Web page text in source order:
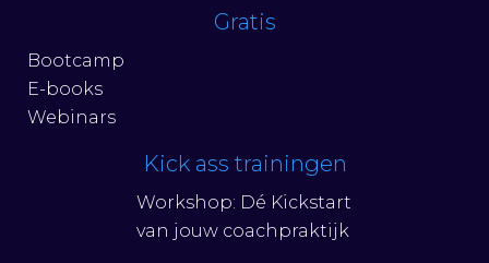
Gratis
Bootcamp
E-books
Webinars
Kick ass trainingen
Workshop: Dé Kickstart
van jouw coachpraktijk